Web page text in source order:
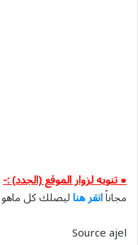
● تنويه لزوار الموقع (الجدد) :-
مجاناًانقر هناليصلك كل
Source ajel